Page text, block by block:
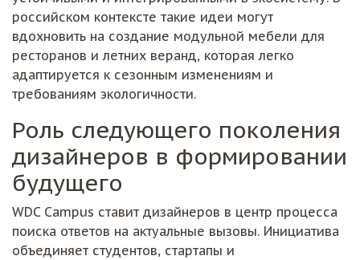
российском контексте такие идеи могут
вдохновить на создание модульной мебели для
ресторанов и летних веранд, которая легко
адаптируется к сезонным изменениям и
требованиям экологичности.
Роль следующего поколения
дизайнеров в формировании
будущего
WDC Campus ставит дизайнеров в центр процесса
поиска ответов на актуальные вызовы. Инициатива
объединяет студентов, стартапы и